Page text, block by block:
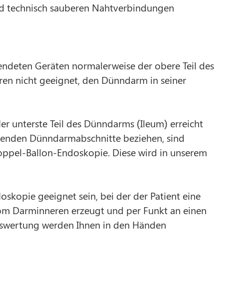
sauberen Nahtverbindungen
Geräten normalerweise der obere Teil des
nicht geeignet, den Dünndarm in seiner
unterste Teil des Dünndarms (Ileum) erreicht
Dünndarmabschnitte beziehen, sind
Ballon-Endoskopie. Diese wird in unserem
geeignet sein, bei der der Patient eine
Darminneren erzeugt und per Funkt an einen
werden Ihnen in den Händen